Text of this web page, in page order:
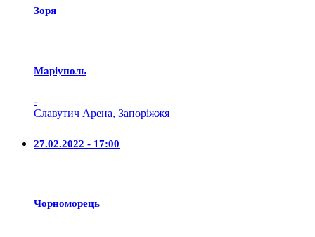
Зоря
Маріуполь
-
Славутич Арена, Запоріжжя
27.02.2022 - 17:00
Чорноморець